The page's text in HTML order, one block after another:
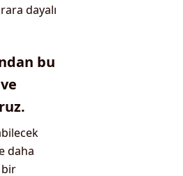
dayalı
bu
daha
bir